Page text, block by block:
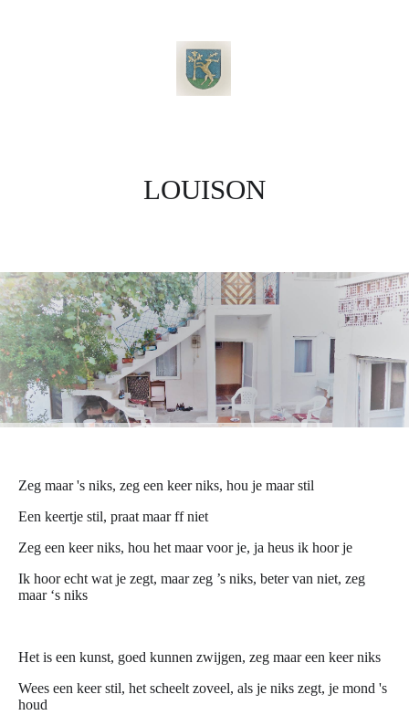
LOUISON
Zeg maar 's niks, zeg een keer niks, hou je maar stil
Een keertje stil, praat maar ff niet
Zeg een keer niks, hou het maar voor je, ja heus ik hoor je
Ik hoor echt wat je zegt, maar zeg ’s niks, beter van niet, zeg
maar ‘s niks
Het is een kunst, goed kunnen zwijgen, zeg maar een keer niks
Wees een keer stil, het scheelt zoveel, als je niks zegt, je mond 's
houd